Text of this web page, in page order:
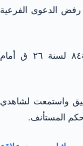
مع رفض الدعوى الفرعية
استأنف الطاعن هذا الحكم برقم ٨٤٤٢ لسنة ٢٦ ق أمام
واستمعت لشاهدي
المستأنف.